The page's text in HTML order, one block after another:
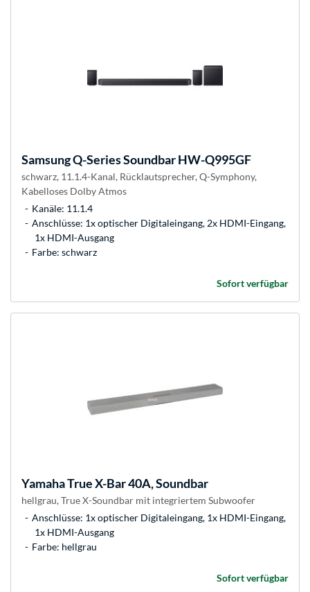
SamsungQ-Series Soundbar HW-Q995GF
schwarz, 11.1.4-Kanal, Rücklautsprecher, Q-Symphony,
Kabelloses Dolby Atmos
Kanäle: 11.1.4
Anschlüsse: 1x optischer Digitaleingang, 2x HDMI-Eingang,
1x HDMI-Ausgang
Farbe: schwarz
Sofort verfügbar
YamahaTrue X-Bar 40A, Soundbar
hellgrau, True X-Soundbar mit integriertem Subwoofer
Anschlüsse: 1x optischer Digitaleingang, 1x HDMI-Eingang,
1x HDMI-Ausgang
Farbe: hellgrau
Sofort verfügbar